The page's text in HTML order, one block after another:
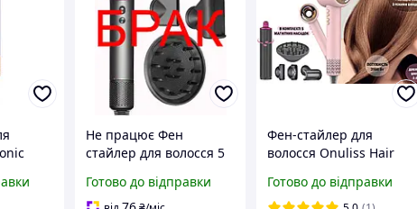
Не працює Фен
стайлер для волосся 5
5 насадок (код: HD07P-1
Готово до відправки
Фен-стайлер для
волосся Onuliss Hair
насадкою Локон /
Готово до відправки